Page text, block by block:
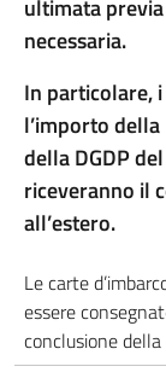
ultimata
necessaria.
In particolare,
l’importo
della DGDP
riceveranno il
all’estero.
Le carte
essere
conclusione